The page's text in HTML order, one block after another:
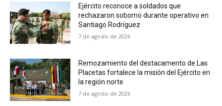
Ejército reconoce a soldados que
rechazaron soborno durante operativo en
Santiago Rodríguez
7 de agosto de 2026
Remozamiento del destacamento de Las
Placetas fortalece la misión del Ejército en
la región norte
7 de agosto de 2026